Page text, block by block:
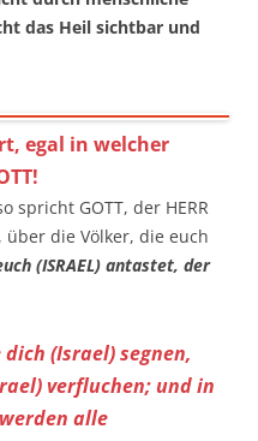
das Heil sichtbar und
egal in welcher
spricht GOTT, der HERR
die Völker, die euch
(ISRAEL) antastet, der
dich (Israel) segnen,
verfluchen; und in
alle